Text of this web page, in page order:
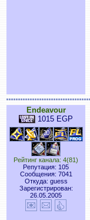
Endeavour
1015 EGP
Рейтинг канала: 4(81)
Репутация: 105
Сообщения: 7041
Откуда: guess
Зарегистрирован:
26.05.2005